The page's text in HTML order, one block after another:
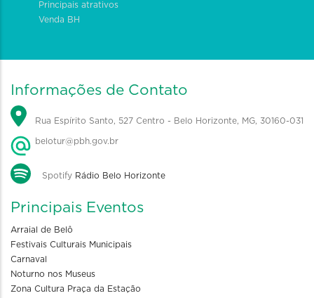
Principais atrativos
Venda BH
Informações de Contato
Rua Espírito Santo, 527 Centro - Belo Horizonte, MG, 30160-031
belotur@pbh.gov.br
Spotify Rádio Belo Horizonte
Principais Eventos
Arraial de Belô
Festivais Culturais Municipais
Carnaval
Noturno nos Museus
Zona Cultura Praça da Estação